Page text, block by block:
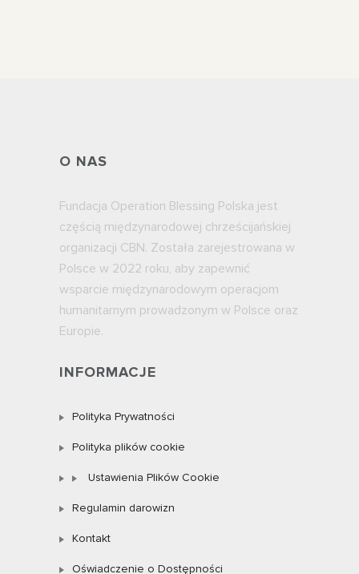
O NAS
Fundacja Operation Blessing Polska jest
częścią międzynarodowej chrześcijańskiej
organizacji CBN. Została zarejestrowana w
Polsce w 2022 roku, aby zapewnić
wsparcie międzynarodowym operacjom
humanitarnym prowadzonym w Polsce oraz
Europie.
INFORMACJE
Polityka Prywatności
Polityka plików cookie
Ustawienia Plików Cookie
Regulamin darowizn
Kontakt
Oświadczenie o Dostępności